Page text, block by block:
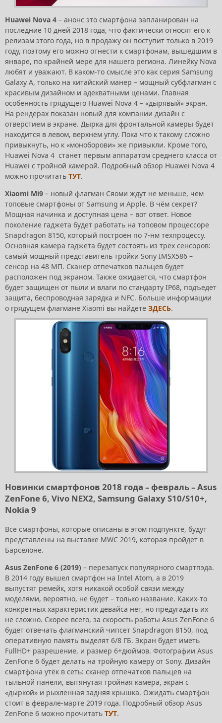
Huawei Nova 4 – анонс это смартфона запланирован на
последние 10 дней 2018 года, что фактически относят его к
релизам этого года, но в продажу он поступит только в 2019
году, поэтому его можно отнести к смартфонам, вышедшим в
январе, по крайней мере для нашего региона. Линейку Nova
любят и уважают. В каком-то смысле это как серия Samsung
Galaxy A, только на китайский манер – мощный субфлагман с
красивым дизайном и адекватными ценами. Главная
особенность грядущего Huawei Nova 4 – «дырявый» экран.
На рендерах показан новый для компании дизайн с
отверстием в экране. Дырка для фронтальной камеры будет
находится в левом, верхнем углу. Пока что к такому сложно
привыкнуть, но к «моноборови» же привыкли. Кроме того,
Huawei Nova 4 станет первым аппаратом среднего класса от
Huawei с тройной камерой. Подробный обзор Huawei Nova 4
можно прочитать ТУТ.
Xiaomi Mi9 – новый флагман Сяоми ждут не меньше, чем
топовые смартфоны от Samsung и Apple. В чём секрет?
Мощная начинка и доступная цена – вот ответ. Новое
поколение гаджета будет работать на топовом процессоре
Snapdragon 8150, который построен по 7-нм техпроцессу.
Основная камера гаджета будет состоять из трёх сенсоров:
самый мощный представитель тройки Sony IMSX586 –
сенсор на 48 МП. Сканер отпечатков пальцев будет
расположен под экраном. Также ожидается, что смартфон
будет защищен от пыли и влаги по стандарту IP68, подъедет
защита, беспроводная зарядка и NFC. Больше информации
о грядущем флагмане Xiaomi вы найдете ЗДЕСЬ.
Новинки смартфонов 2018 года – февраль – Asus
ZenFone 6, Vivo NEX2, Samsung Galaxy S10/S10+,
Nokia 9
Все смартфоны, которые описаны в этом подпункте, будут
представлены на выставке MWC 2019, которая пройдёт в
Барселоне.
Asus ZenFone 6 (2019) – перезапуск популярного смартпэда.
В 2014 году вышел смартфон на Intel Atom, а в 2019
выпустят ремейк, хотя никакой особой связи между
моделями, вероятно, не будет – только название. Каких-то
конкретных характеристик девайса нет, но предугадать их
не сложно. Скорее всего, за скорость работы Asus ZenFone 6
будет отвечать флагманский чипсет Snapdragon 8150, под
оперативную память выделят 6/8 ГБ. Экран будет иметь
FullHD+ разрешение, и размер 6+дюймов. Фотографии Asus
ZenFone 6 будет делать на тройную камеру от Sony. Дизайн
смартфона утёк в сеть: сканер отпечатков пальцев на
тыльной панели, вытянутая тройная камера, экран с
«дыркой» и рыхлённая задняя крышка. Ожидать смартфон
стоит в феврале-марте 2019 года. Подробный обзор Asus
ZenFone 6 можно прочитать ТУТ.